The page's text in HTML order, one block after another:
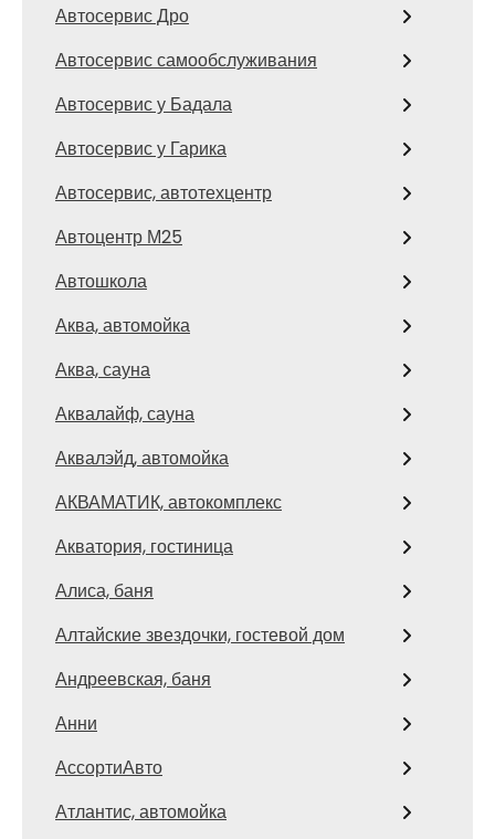
Автосервис Дро
Автосервис самообслуживания
Автосервис у Бадала
Автосервис у Гарика
Автосервис, автотехцентр
Автоцентр М25
Автошкола
Аква, автомойка
Аква, сауна
Аквалайф, сауна
Аквалэйд, автомойка
АКВАМАТИК, автокомплекс
Акватория, гостиница
Алиса, баня
Алтайские звездочки, гостевой дом
Андреевская, баня
Анни
АссортиАвто
Атлантис, автомойка